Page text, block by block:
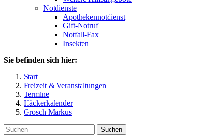
Notdienste
Apothekennotdienst
Gift-Notruf
Notfall-Fax
Insekten
Sie befinden sich hier:
Start
Freizeit & Veranstaltungen
Termine
Häckerkalender
Grosch Markus
Suchen